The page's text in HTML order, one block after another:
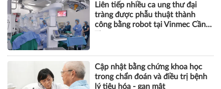
Liên tiếp nhiều ca ung thư đại
tràng được phẫu thuật thành
công bằng robot tại Vinmec Cần
Cập nhật bằng chứng khoa học
trong chẩn đoán và điều trị bệnh
lý tiêu hóa - gan mật